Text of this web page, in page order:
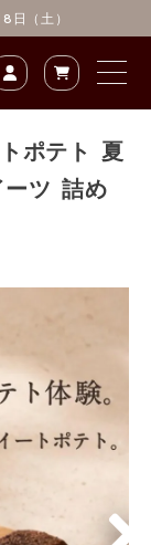
日（土）
ポテト 夏
ツ 詰め